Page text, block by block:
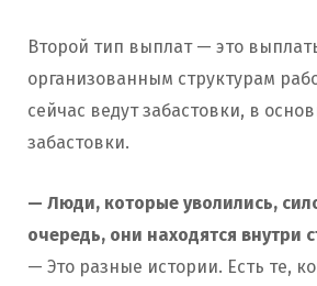
Второй тип выплат — это
организованным структурам
сейчас ведут забастовки, в
забастовки.
— Люди, которые уволились,
очередь, они находятся внутри
— Это разные истории. Есть те,